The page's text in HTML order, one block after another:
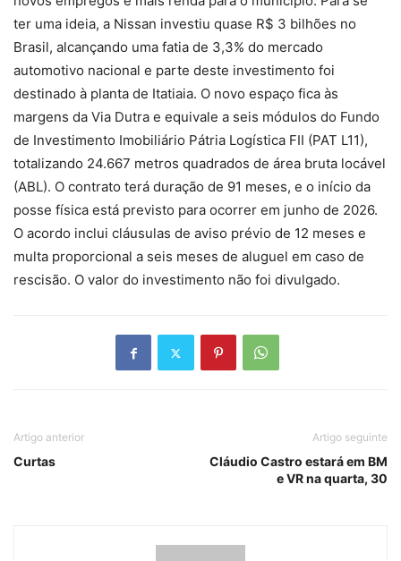
ter uma ideia, a Nissan investiu quase R$ 3 bilhões no
Brasil, alcançando uma fatia de 3,3% do mercado
automotivo nacional e parte deste investimento foi
destinado à planta de Itatiaia. O novo espaço fica às
margens da Via Dutra e equivale a seis módulos do Fundo
de Investimento Imobiliário Pátria Logística FII (PAT L11),
totalizando 24.667 metros quadrados de área bruta locável
(ABL). O contrato terá duração de 91 meses, e o início da
posse física está previsto para ocorrer em junho de 2026.
O acordo inclui cláusulas de aviso prévio de 12 meses e
multa proporcional a seis meses de aluguel em caso de
rescisão. O valor do investimento não foi divulgado.
Artigo anterior
Curtas
Artigo seguinte
Cláudio Castro estará em BM
e VR na quarta, 30